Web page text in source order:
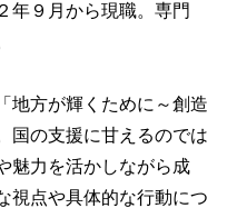
年９月から現職。専門
地方が輝くために～創造
国の支援に甘えるのでは
魅力を活かしながら成
視点や具体的な行動につ